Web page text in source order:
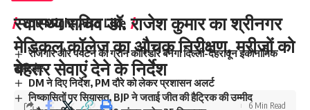
You Might Also Like
रोजगार और पर्यटन का ग्रीन कॉरिडोर बनेगा दिल्ली-देहरादून इकोनॉमिक
कॉरिडोर
DM ने दिए निर्देश, PM दौरे को लेकर प्रशासन अलर्ट
निष्कासितों पर सियासत, BJP ने जताई जीत की हैट्रिक की उम्मीद
स्वास्थ्य सचिव डॉ. राजेश कुमार का श्रीनगर
मेडिकल कॉलेज का औचक निरीक्षण, मरीजों को
बेहतर सेवाएं देने के निर्देश
6 Min Read